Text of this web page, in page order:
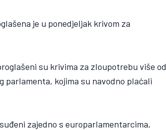
je u ponedjeljak krivom za
su krivima za zloupotrebu više od
parlamenta, kojima su navodno plaćali
zajedno s europarlamentarcima,